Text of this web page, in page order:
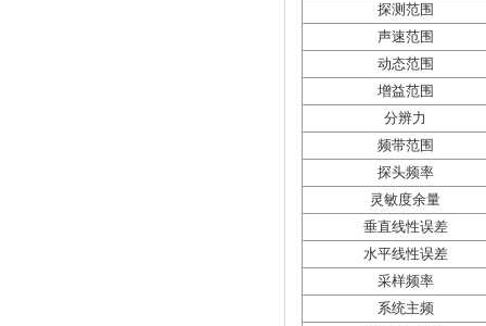
探测范围
声速范围
动态范围
增益范围
分辨力
频带范围
探头频率
灵敏度余量
垂直线性误差
水平线性误差
采样频率
系统主频